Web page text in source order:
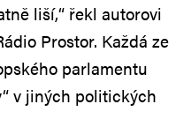
liší,“ řekl autorovi
Prostor. Každá ze
parlamentu
v jiných politických